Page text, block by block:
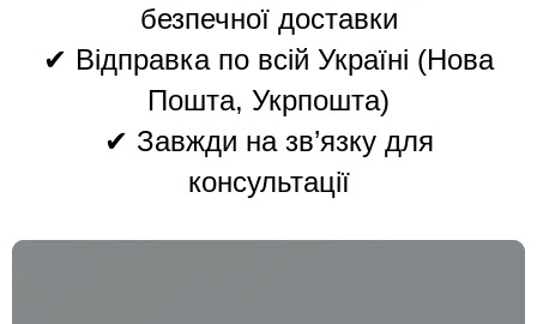
безпечної доставки
✔ Відправка по всій Україні (Нова
Пошта, Укрпошта)
✔ Завжди на зв’язку для
консультації